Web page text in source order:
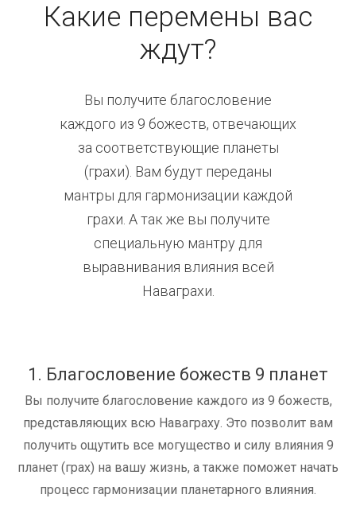
Какие перемены вас
ждут?
Вы получите благословение
каждого из 9 божеств, отвечающих
за соответствующие планеты
(грахи). Вам будут переданы
мантры для гармонизации каждой
грахи. А так же вы получите
специальную мантру для
выравнивания влияния всей
Наваграхи.
1. Благословение божеств 9 планет
Вы получите благословение каждого из 9 божеств,
представляющих всю Наваграху. Это позволит вам
получить ощутить все могущество и силу влияния 9
планет (грах) на вашу жизнь, а также поможет начать
процесс гармонизации планетарного влияния.